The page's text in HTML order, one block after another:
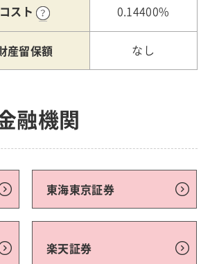
スト 0.14400%
産留保額 なし
融機関
東海東京証券
楽天証券